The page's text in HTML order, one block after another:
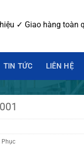
thương hiệu ✓ Giao
TIN TỨC LIÊN HỆ
Phục